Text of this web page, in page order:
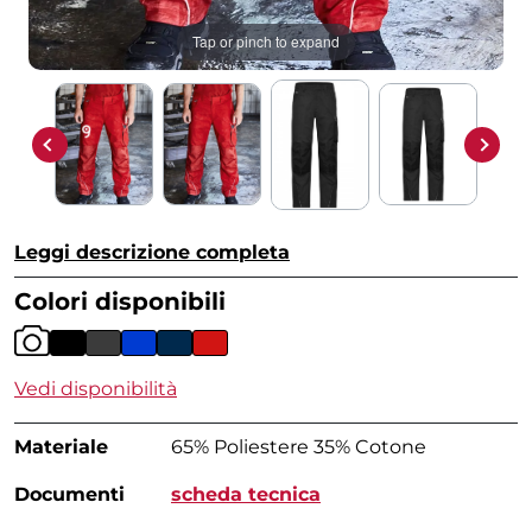
Tap or pinch to expand
Leggi descrizione completa
Colori disponibili
Vedi disponibilità
Materiale 65% Poliestere 35% Cotone
Documenti scheda tecnica